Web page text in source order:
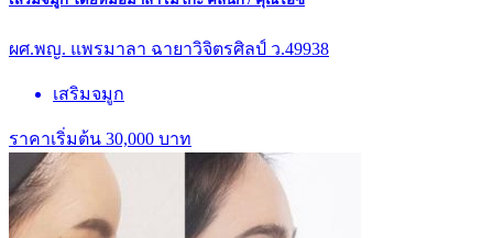
ผศ.พญ. แพรมาลา ฉายาวิจิตรศิลป์ ว.49938
เสริมจมูก
ราคาเริ่มต้น 30,000 บาท